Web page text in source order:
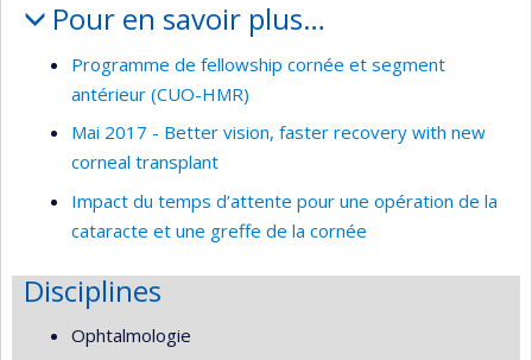
Pour en savoir plus…
Programme de fellowship cornée et segment
antérieur (CUO-HMR)
Mai 2017 - Better vision, faster recovery with new
corneal transplant
Impact du temps d’attente pour une opération de la
cataracte et une greffe de la cornée
Disciplines
Ophtalmologie